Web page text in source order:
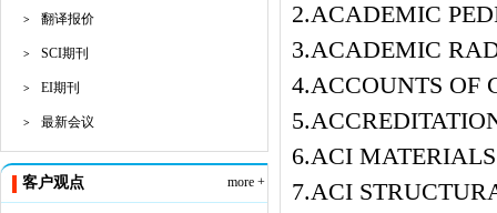
> 翻译报价
> SCI期刊
> EI期刊
> 最新会议
客户观点 more +
2.ACADEMIC
3.ACADEMIC
4.ACCOUNTS OF
6.ACI
7.ACI